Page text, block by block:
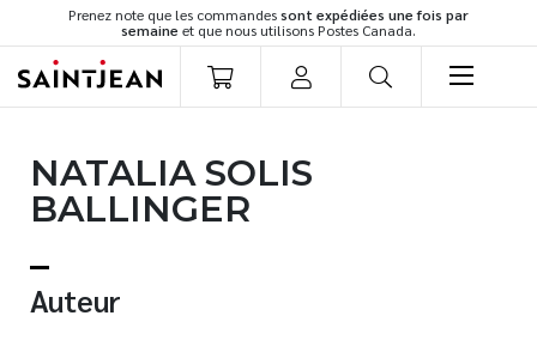
Prenez note que les commandessont expédiées une fois par
semaine et que nous utilisons Postes Canada.
Romans
Cuisine
Littérature jeunesse
NATALIA SOLIS
BALLINGER
Auteur